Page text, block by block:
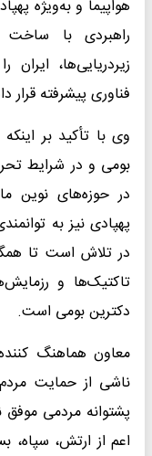
هواپیما و به‌ویژه
راهبردی با
زیردریایی‌ها،
فناوری پیشرفته قرار
وی با تأکید بر
بومی و در شرایط
در حوزه‌های نوین
پهپادی نیز به
در تلاش است تا
تاکتیک‌ها و
دکترین بومی است.
معاون هماهنگ
ناشی از حمایت
پشتوانه مردمی موفق
اعم از ارتش، سپاه،